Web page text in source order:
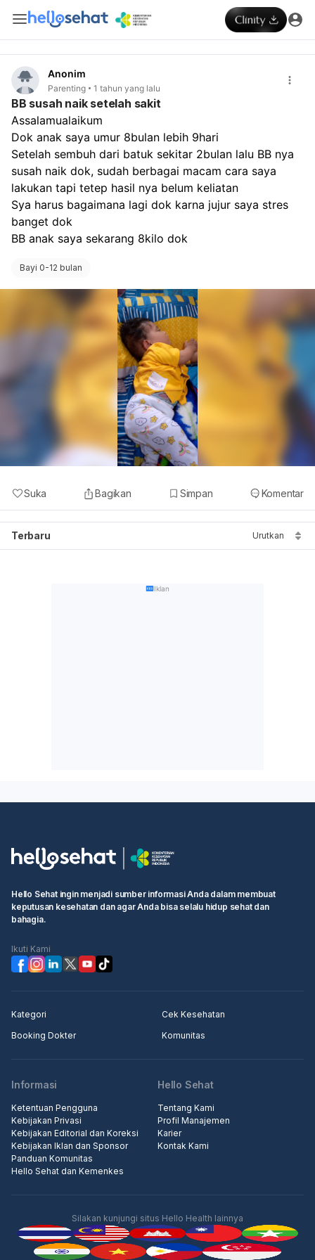
Anonim
Parenting 1 tahun yang lalu
BB susah naik setelah sakit
Assalamualaikum
Dok anak saya umur 8bulan lebih 9hari
Setelah sembuh dari batuk sekitar 2bulan lalu BB nya
susah naik dok, sudah berbagai macam cara saya
lakukan tapi tetep hasil nya belum keliatan
Sya harus bagaimana lagi dok karna jujur saya stres
banget dok
BB anak saya sekarang 8kilo dok
Bayi 0-12 bulan
Suka Bagikan Simpan Komentar
Terbaru Urutkan
Iklan
Hello Sehat ingin menjadi sumber informasi Anda dalam membuat
keputusan kesehatan dan agar Anda bisa selalu hidup sehat dan
bahagia.
Ikuti Kami
Kategori
Cek Kesehatan
Booking Dokter
Komunitas
Informasi
Ketentuan Pengguna
Kebijakan Privasi
Kebijakan Editorial dan Koreksi
Kebijakan Iklan dan Sponsor
Panduan Komunitas
Hello Sehat dan Kemenkes
Hello Sehat
Tentang Kami
Profil Manajemen
Karier
Kontak Kami
Silakan kunjungi situs Hello Health lainnya